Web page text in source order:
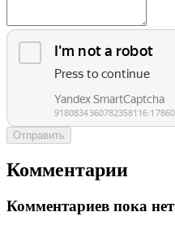
Отправить
Комментарии
Комментариев пока нет